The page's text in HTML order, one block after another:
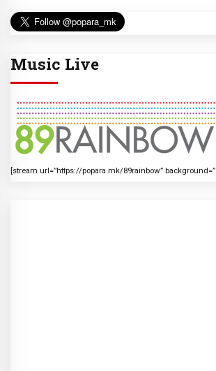
Music Live
[stream url=”https://popara.mk/89rainbow”